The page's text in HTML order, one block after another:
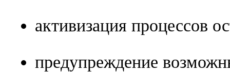
активизация процессов
предупреждение